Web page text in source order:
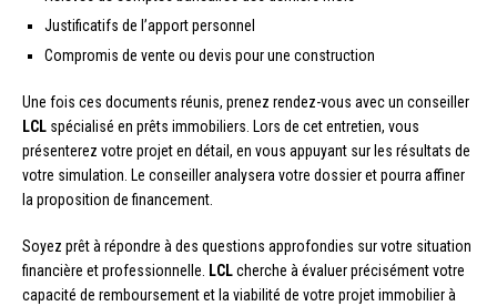
Justificatifs de l’apport personnel
Compromis de vente ou devis pour une construction
Une fois ces documents réunis, prenez rendez-vous avec un conseiller
LCL spécialisé en prêts immobiliers. Lors de cet entretien, vous
présenterez votre projet en détail, en vous appuyant sur les résultats de
votre simulation. Le conseiller analysera votre dossier et pourra affiner
la proposition de financement.
Soyez prêt à répondre à des questions approfondies sur votre situation
financière et professionnelle.
LCLcherche à évaluer précisément votre
capacité de remboursement et la viabilité de votre projet immobilier à